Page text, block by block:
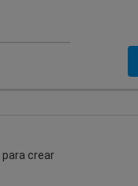
crear